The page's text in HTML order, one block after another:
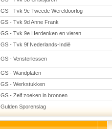
GS - Tvk 9c Tweede Wereldoorlog
GS - Tvk 9d Anne Frank
GS - Tvk 9e Herdenken en vieren
GS - Tvk 9f Nederlands-Indië
GS - Vensterlessen
GS - Wandplaten
GS - Werkstukken
GS - Zelf zoeken in bronnen
Gulden Sporenslag